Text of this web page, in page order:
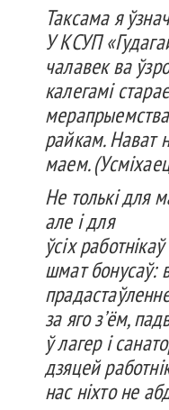
Таксамая
У КСУП «
чалавек ва
калегамі
райкам.Нават
маем. (
Не толькідля
але і для
ўсіхработнікаў
шматбонусаў:
заягоз’ём,
ўлагері
дзяцей
нас ніхтоне